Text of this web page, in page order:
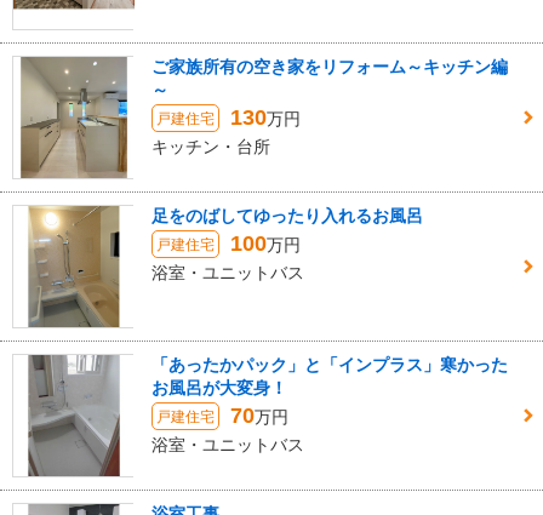
ご家族所有の空き家をリフォーム～キッチン編
～
戸建住宅 130万円
キッチン・台所
足をのばしてゆったり入れるお風呂
戸建住宅 100万円
浴室・ユニットバス
「あったかパック」と「インプラス」寒かった
お風呂が大変身！
戸建住宅 70万円
浴室・ユニットバス